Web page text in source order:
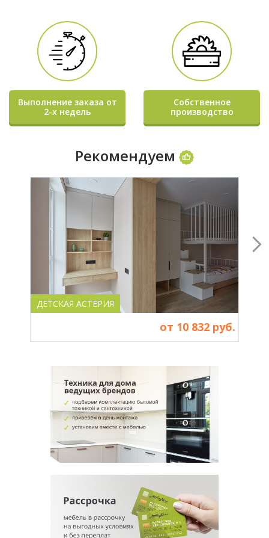
Выполнение заказа от
2-х недель
Собственное
производство
Рекомендуем
ДЕТСКАЯ АСТЕРИЯ
от 10 832 руб.